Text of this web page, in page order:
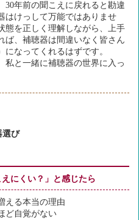
年前の聞こえに戻れると勘違
はけっして万能ではありませ
態を正しく理解しながら、上手
ば、補聴器は間違いなく皆さん
なってくれるはずです。
と一緒に補聴器の世界に入っ
選び
にくい？」と感じたら
える本当の理由
ど自覚がない